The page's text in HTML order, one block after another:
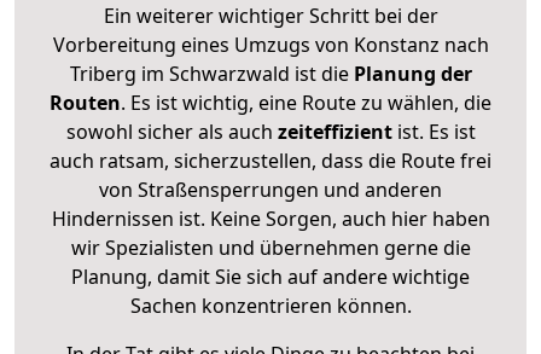
Ein weiterer wichtiger Schritt bei der
Vorbereitung eines Umzugs von Konstanz nach
Triberg im Schwarzwald ist diePlanung der
Routen. Es ist wichtig, eine Route zu wählen, die
sowohl sicher als auch zeiteffizientist. Es ist
auch ratsam, sicherzustellen, dass die Route frei
von Straßensperrungen und anderen
Hindernissen ist. Keine Sorgen, auch hier haben
wir Spezialisten und übernehmen gerne die
Planung, damit Sie sich auf andere wichtige
Sachen konzentrieren können.